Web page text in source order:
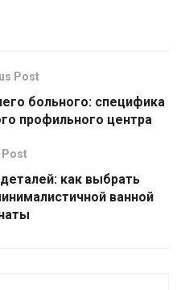
Post
больного: специфика
профильного центра
Post
как выбрать
ванной